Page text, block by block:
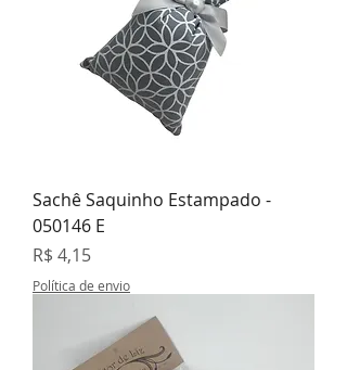
Sachê Saquinho Estampado -
050146 E
Preço
R$ 4,15
Política de envio